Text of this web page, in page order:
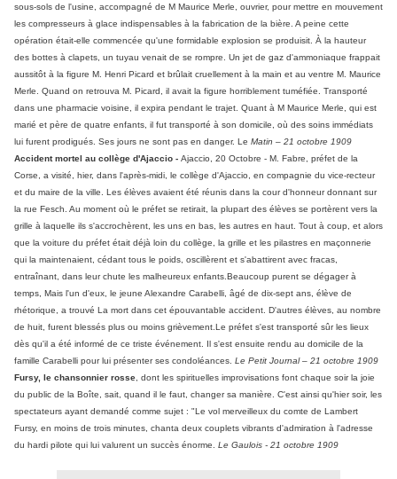
sous-sols de l'usine, accompagné de M Maurice Merle, ouvrier, pour mettre en mouvement
les compresseurs à glace indispensables à la fabrication de la bière. A peine cette
opération était-elle commencée qu'une formidable explosion se produisit. À la hauteur
des bottes à clapets, un tuyau venait de se rompre. Un jet de gaz d'ammoniaque frappait
aussitôt à la figure M. Henri Picard et brûlait cruellement à la main et au ventre M. Maurice
Merle. Quand on retrouva M. Picard, il avait la figure horriblement tuméfiée. Transporté
dans une pharmacie voisine, il expira pendant le trajet. Quant à M Maurice Merle, qui est
marié et père de quatre enfants, il fut transporté à son domicile, où des soins immédiats
lui furent prodigués. Ses jours ne sont pas en danger. Le Matin – 21 octobre 1909
Accident mortel au collège d'Ajaccio - Ajaccio, 20 Octobre - M. Fabre, préfet de la
Corse, a visité, hier, dans l'après-midi, le collège d'Ajaccio, en compagnie du vice-recteur
et du maire de la ville. Les élèves avaient été réunis dans la cour d'honneur donnant sur
la rue Fesch. Au moment où le préfet se retirait, la plupart des élèves se portèrent vers la
grille à laquelle ils s'accrochèrent, les uns en bas, les autres en haut. Tout à coup, et alors
que la voiture du préfet était déjà loin du collège, la grille et les pilastres en maçonnerie
qui la maintenaient, cédant tous le poids, oscillèrent et s'abattirent avec fracas,
entraînant, dans leur chute les malheureux enfants.Beaucoup purent se dégager à
temps, Mais l'un d'eux, le jeune Alexandre Carabelli, âgé de dix-sept ans, élève de
rhétorique, a trouvé La mort dans cet épouvantable accident. D'autres élèves, au nombre
de huit, furent blessés plus ou moins grièvement.Le préfet s'est transporté sûr les lieux
dès qu'il a été informé de ce triste événement. Il s'est ensuite rendu au domicile de la
famille Carabelli pour lui présenter ses condoléances. Le Petit Journal – 21 octobre 1909
Fursy, le chansonnier rosse , dont les spirituelles improvisations font chaque soir la joie
du public de la Boîte, sait, quand il le faut, changer sa manière. C'est ainsi qu'hier soir, les
spectateurs ayant demandé comme sujet : "Le vol merveilleux du comte de Lambert
Fursy, en moins de trois minutes, chanta deux couplets vibrants d'admiration à l'adresse
du hardi pilote qui lui valurent un succès énorme.
Le Gaulois - 21 octobre 1909